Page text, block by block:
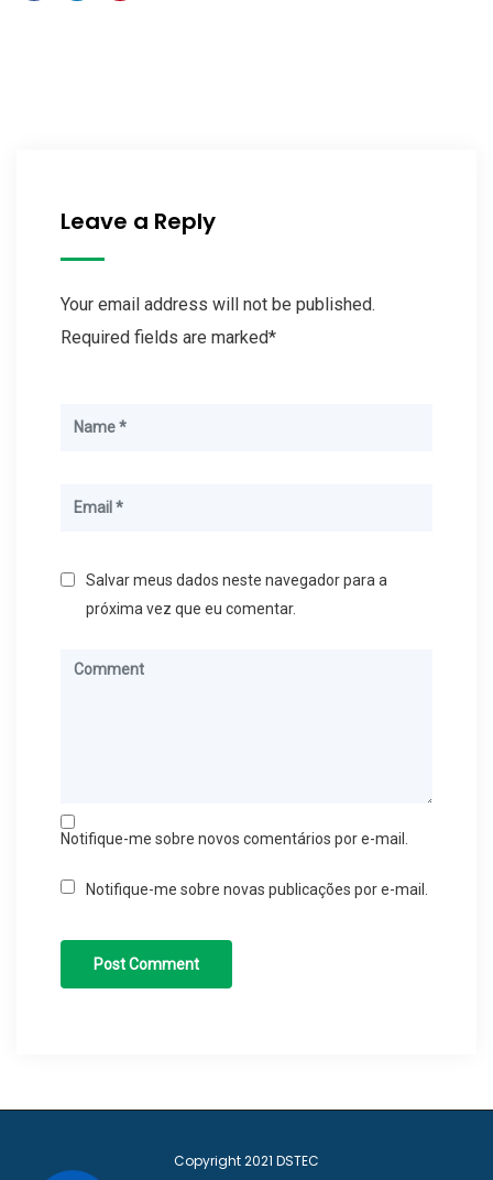
Leave a Reply
Your email address will not be published.
Required fields are marked*
Salvar meus dados neste navegador para a
próxima vez que eu comentar.
Notifique-me sobre novos comentários por e-mail.
Notifique-me sobre novas publicações por e-mail.
Copyright 2021 DSTEC